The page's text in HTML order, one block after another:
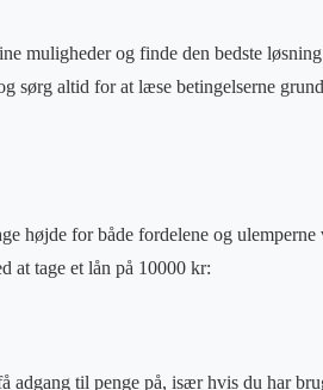
muligheder og finde den bedste
sørg altid for at læse betingelserne
højde for både fordelene og ulemperne
at tage et lån på 10000 kr:
til penge på, især hvis du har